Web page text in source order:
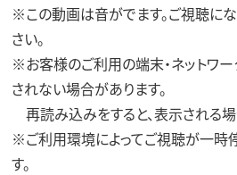
※この動画は音がでます。ご視聴に
さい。
※お客様のご利用の端末・ネットワー
されない場合があります。
再読み込みをすると、表示される場
※ご利用環境によってご視聴が一時
す。